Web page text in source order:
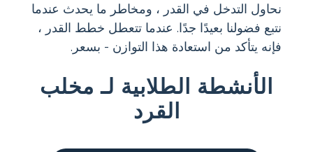
نحاول التدخل في القدر ، ومخاطر ما يحدث عندما
نتبع فضولنا بعيدًا جدًا. عندما تتعطل خطط القدر ،
فإنه يتأكد من استعادة هذا التوازن - بسعر.
الأنشطة الطلابية لـ مخلب
القرد